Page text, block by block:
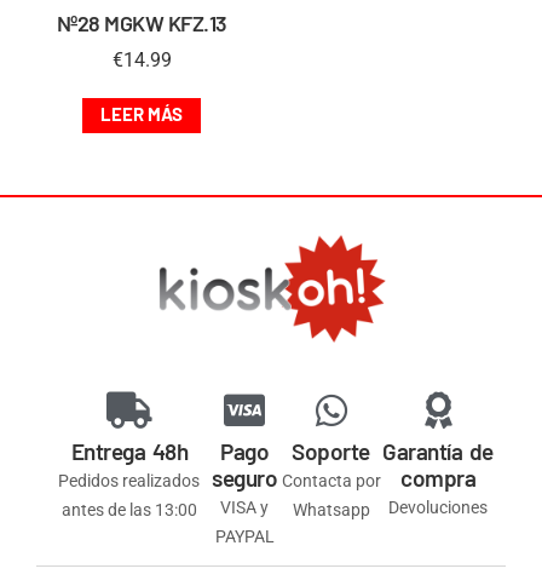
Nº28 MGKW KFZ.13
€14.99
LEER MÁS
Entrega 48h
Pedidos realizados
antes de las 13:00
Pago
seguro
VISA y
PAYPAL
Soporte
Contacta por
Whatsapp
Garantía de
compra
Devoluciones